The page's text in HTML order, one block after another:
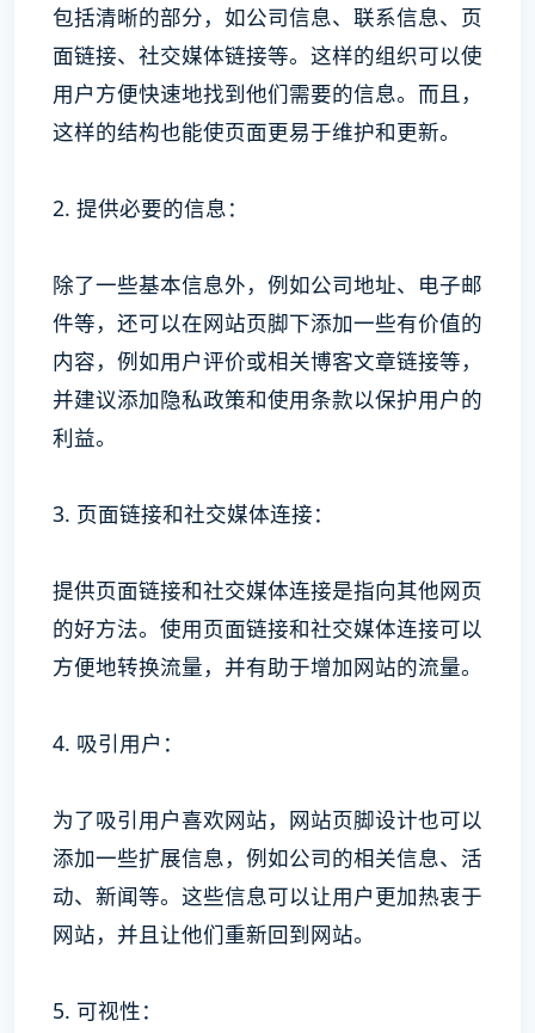
包括清晰的部分，如公司信息、联系信息、页
面链接、社交媒体链接等。这样的组织可以使
用户方便快速地找到他们需要的信息。而且，
这样的结构也能使页面更易于维护和更新。
2. 提供必要的信息：
除了一些基本信息外，例如公司地址、电子邮
件等，还可以在网站页脚下添加一些有价值的
内容，例如用户评价或相关博客文章链接等，
并建议添加隐私政策和使用条款以保护用户的
利益。
3. 页面链接和社交媒体连接：
提供页面链接和社交媒体连接是指向其他网页
的好方法。使用页面链接和社交媒体连接可以
方便地转换流量，并有助于增加网站的流量。
4. 吸引用户：
为了吸引用户喜欢网站，网站页脚设计也可以
添加一些扩展信息，例如公司的相关信息、活
动、新闻等。这些信息可以让用户更加热衷于
网站，并且让他们重新回到网站。
5. 可视性：